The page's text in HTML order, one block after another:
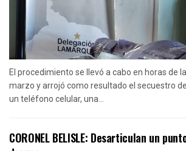
El procedimiento se llevó a cabo en horas de
marzo y arrojó como resultado el secuestro
un teléfono celular, una...
CORONEL BELISLE: Desarticulan un